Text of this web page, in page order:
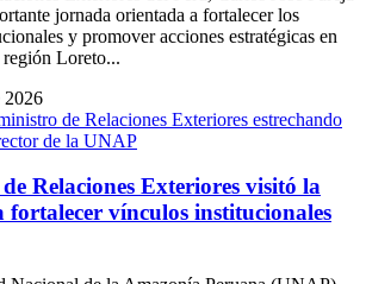
jornada orientada a fortalecer los
y promover acciones estratégicas en
Loreto...
2026
Relaciones Exteriores visitó la
fortalecer vínculos institucionales